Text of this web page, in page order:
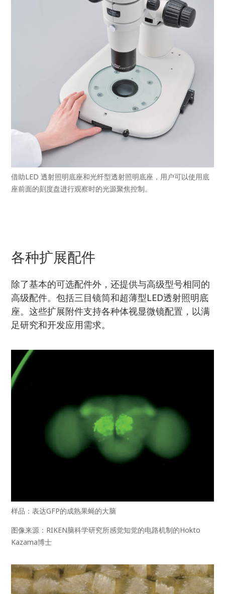
借助LED 透射照明底座和光纤型透射照明底座，用户可以使用底
座前面的刻度盘进行观察时的光源聚焦控制。
各种扩展配件
除了基本的可选配件外，还提供与高级型号相同的
高级配件。包括三目镜筒和超薄型LED透射照明底
座。这些扩展附件支持各种体视显微镜配置，以满
足研究和开发应用需求。
样品：表达GFP的成熟果蝇的大脑
图像来源：RIKEN脑科学研究所感觉知觉的电路机制的Hokto
Kazama博士